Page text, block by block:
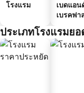
โรงแรม
เบดแอน
เบรคฟา
ประเภทโรงแรมย